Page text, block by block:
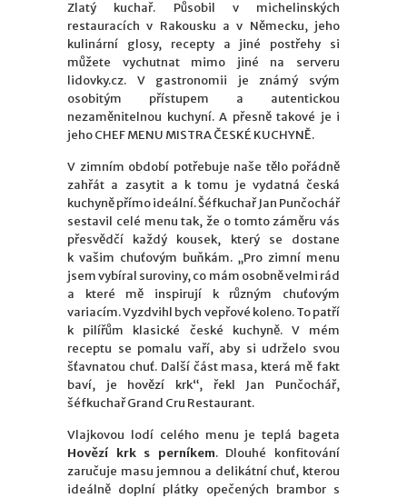
Zlatý kuchař. Působil v michelinských
restauracích v Rakousku a v Německu, jeho
kulinární glosy, recepty a jiné postřehy si
můžete vychutnat mimo jiné na serveru
lidovky.cz. V gastronomii je známý svým
osobitým přístupem a autentickou
nezaměnitelnou kuchyní. A přesně takové je i
jeho CHEF MENU MISTRA ČESKÉ KUCHYNĚ.
V zimním období potřebuje naše tělo pořádně
zahřát a zasytit a k tomu je vydatná česká
kuchyně přímo ideální. Šéfkuchař Jan Punčochář
sestavil celé menu tak, že o tomto záměru vás
přesvědčí každý kousek, který se dostane
k vašim chuťovým buňkám. „Pro zimní menu
jsem vybíral suroviny, co mám osobně velmi rád
a které mě inspirují k různým chuťovým
variacím. Vyzdvihl bych vepřové koleno. To patří
k pilířům klasické české kuchyně. V mém
receptu se pomalu vaří, aby si udrželo svou
šťavnatou chuť. Další část masa, která mě fakt
baví, je hovězí krk“, řekl Jan Punčochář,
šéfkuchař Grand Cru Restaurant.
Vlajkovou lodí celého menu je teplá bageta
Hovězí krk s perníkem. Dlouhé konfitování
zaručuje masu jemnou a delikátní chuť, kterou
ideálně doplní plátky opečených brambor s